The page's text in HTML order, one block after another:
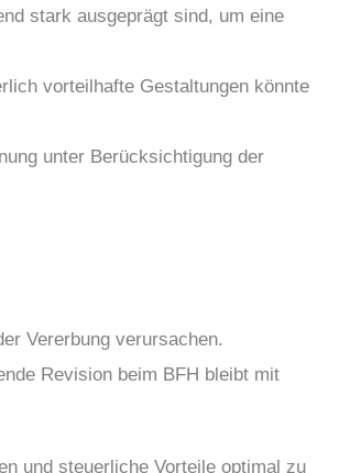
stark ausgeprägt sind, um eine
vorteilhafte Gestaltungen könnte
unter Berücksichtigung der
Vererbung verursachen.
Revision beim BFH bleibt mit
und steuerliche Vorteile optimal zu